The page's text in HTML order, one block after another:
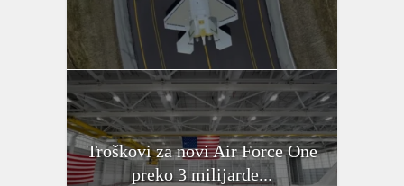
Troškovi za novi Air Force One
preko 3 milijarde...